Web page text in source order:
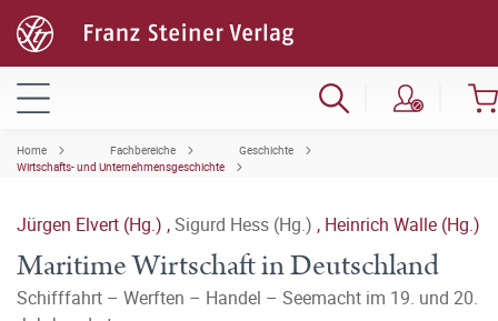
Home Fachbereiche
Geschichte
Wirtschafts- und Unternehmensgeschichte
Jürgen Elvert (Hg.) ,Sigurd Hess (Hg.) , Heinrich Walle (Hg.)
Maritime Wirtschaft in Deutschland
Schifffahrt – Werften – Handel – Seemacht im 19. und 20.